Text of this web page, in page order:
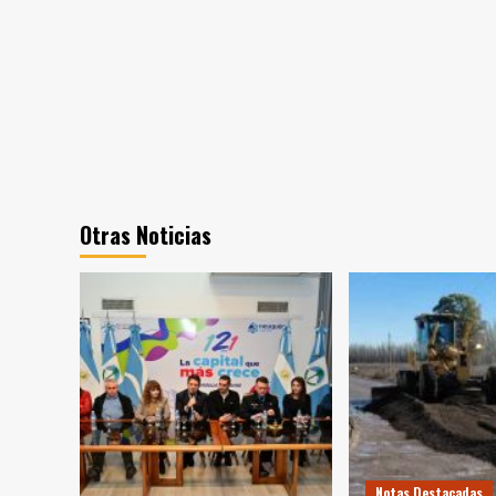
Otras Noticias